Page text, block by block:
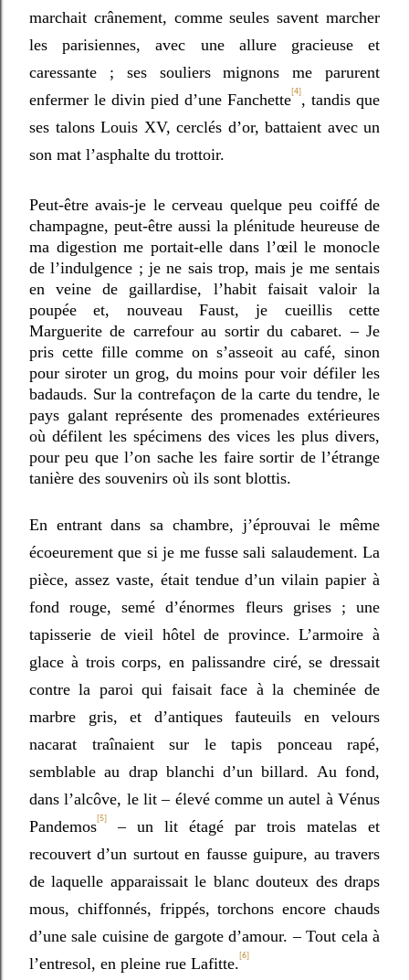
marchait crânement, comme seules savent marcher
les parisiennes, avec une allure gracieuse et
caressante ; ses souliers mignons me parurent
enfermer le divin pied d’une Fanchette[4], tandis que
ses talons Louis XV, cerclés d’or, battaient avec un
son mat l’asphalte du trottoir.
Peut-être avais-je le cerveau quelque peu coiffé de
champagne, peut-être aussi la plénitude heureuse de
ma digestion me portait-elle dans l’œil le monocle
de l’indulgence ; je ne sais trop, mais je me sentais
en veine de gaillardise, l’habit faisait valoir la
poupée et, nouveau Faust, je cueillis cette
Marguerite de carrefour au sortir du cabaret. – Je
pris cette fille comme on s’asseoit au café, sinon
pour siroter un grog, du moins pour voir défiler les
badauds. Sur la contrefaçon de la carte du tendre, le
pays galant représente des promenades extérieures
où défilent les spécimens des vices les plus divers,
pour peu que l’on sache les faire sortir de l’étrange
tanière des souvenirs où ils sont blottis.
En entrant dans sa chambre, j’éprouvai le même
écoeurement que si je me fusse sali salaudement. La
pièce, assez vaste, était tendue d’un vilain papier à
fond rouge, semé d’énormes fleurs grises ; une
tapisserie de vieil hôtel de province. L’armoire à
glace à trois corps, en palissandre ciré, se dressait
contre la paroi qui faisait face à la cheminée de
marbre gris, et d’antiques fauteuils en velours
nacarat traînaient sur le tapis ponceau rapé,
semblable au drap blanchi d’un billard. Au fond,
dans l’alcôve, le lit – élevé comme un autel à Vénus
Pandemos[5]
– un lit étagé par trois matelas et
recouvert d’un surtout en fausse guipure, au travers
de laquelle apparaissait le blanc douteux des draps
mous, chiffonnés, frippés, torchons encore chauds
d’une sale cuisine de gargote d’amour. – Tout cela à
l’entresol, en pleine rue Lafitte.[6]